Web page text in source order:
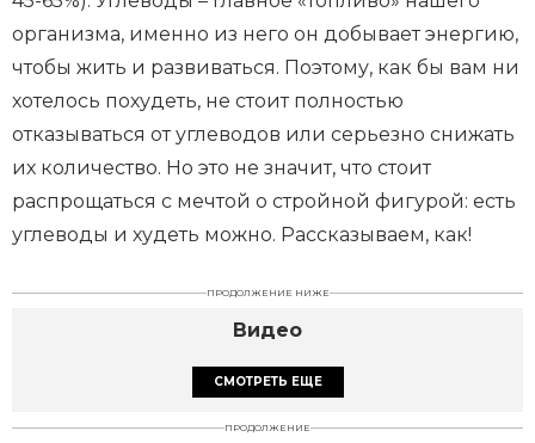
организма, именно из него он добывает энергию,
чтобы жить и развиваться. Поэтому, как бы вам ни
хотелось похудеть, не стоит полностью
отказываться от углеводов или серьезно снижать
их количество. Но это не значит, что стоит
распрощаться с мечтой о стройной фигурой: есть
углеводы и худеть можно. Рассказываем, как!
ПРОДОЛЖЕНИЕ НИЖЕ
Видео
СМОТРЕТЬ ЕЩЕ
ПРОДОЛЖЕНИЕ